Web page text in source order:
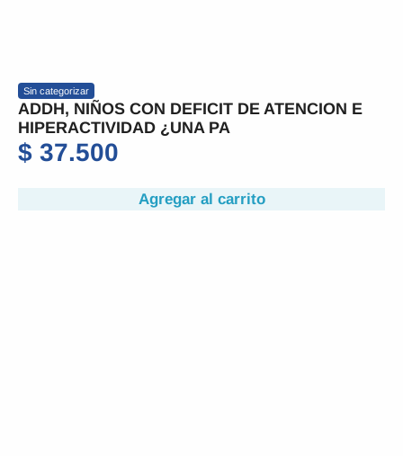
Sin categorizar
ADDH, NIÑOS CON DEFICIT DE ATENCION E
HIPERACTIVIDAD ¿UNA PA
$ 37.500
Agregar al carrito